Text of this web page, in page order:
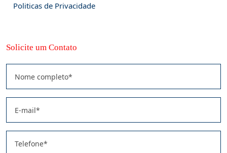
Politicas de Privacidade
Solicite um Contato